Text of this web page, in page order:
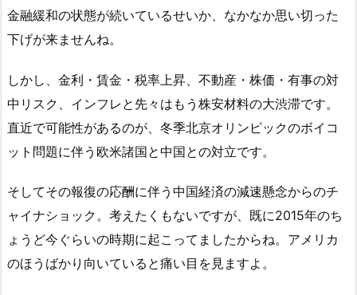
金融緩和の状態が続いているせいか、なかなか思い切った
下げが来ませんね。
しかし、金利・賃金・税率上昇、不動産・株価・有事の対
中リスク、インフレと先々はもう株安材料の大渋滞です。
直近で可能性があるのが、冬季北京オリンピックのボイコ
ット問題に伴う欧米諸国と中国との対立です。
そしてその報復の応酬に伴う中国経済の減速懸念からのチ
ャイナショック。考えたくもないですが、既に2015年のち
ょうど今ぐらいの時期に起こってましたからね。アメリカ
のほうばかり向いていると痛い目を見ますよ。